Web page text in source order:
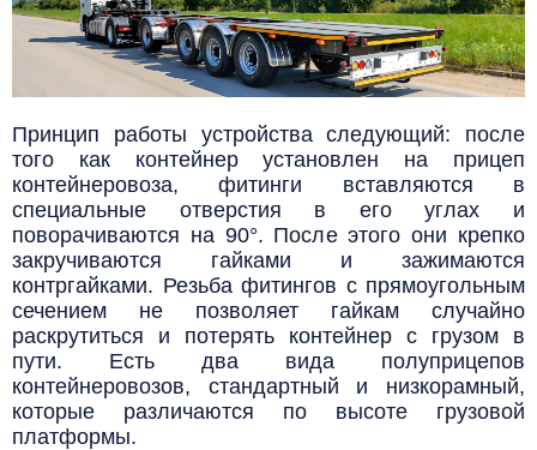
Принцип работы устройства следующий: после
того как контейнер установлен на прицеп
контейнеровоза, фитинги вставляются в
специальные отверстия в его углах и
поворачиваются на 90°. После этого они крепко
закручиваются гайками и зажимаются
контргайками. Резьба фитингов с прямоугольным
сечением не позволяет гайкам случайно
раскрутиться и потерять контейнер с грузом в
пути. Есть два вида полуприцепов
контейнеровозов, стандартный и низкорамный,
которые различаются по высоте грузовой
платформы.